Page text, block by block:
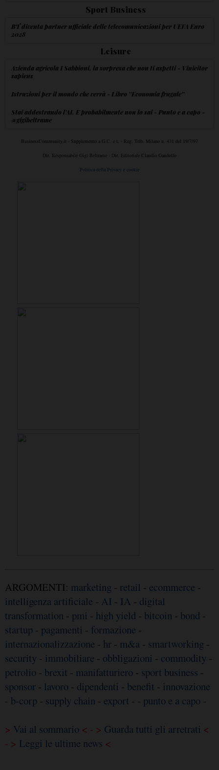
Sport Business
BT diventa partner ufficiale delle telecomunicazioni per UEFA Euro
2028
Leisure
Azienda agricola I Sabbioni, la sorpresa che non ti aspetti - Vinicitor
sapiens
Istruzioni per il mondo che verrà - Libro ''Economia frugale''
Stai addestrando l'AI. E probabilmente non lo sai - Punto e a capo -
@gigibeltrame
BusinessCommunity.it - Supplemento a G.C. e t. - Reg. Trib. Milano n. 431 del 19/7/97
Dir. Responsabile Gigi Beltrame - Dir. Editoriale Claudio Gandolfo
Politica della Privacy e cookie
ARGOMENTI: marketing - retail - ecommerce -
intelligenza artificiale - AI - IA - digital
transformation - pmi - high yield - bitcoin - bond -
startup - pagamenti - formazione -
internazionalizzazione - hr - m&a - smartworking -
security - immobiliare - obbligazioni - commodity -
petrolio - brexit - manifatturiero - sport business -
sponsor - lavoro - dipendenti - benefit - innovazione
- b-corp - supply chain - export - - punto e a capo -
> Vai al sommario < - > Guarda tutti gli arretrati <
- > Leggi le ultime news <